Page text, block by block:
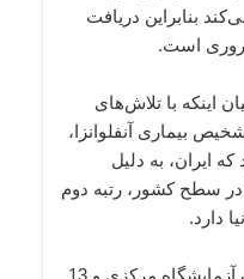
بنابراین دريافت
ضروری است.
اينكه با تلاش‌های
بيماری آنفلوانزا،
ایران، به دليل
در سطح كشور، رتبه دوم
دارد.